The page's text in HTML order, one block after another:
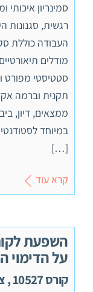
סמינריון איכותי
רגשית, סגנונות
העבודה כוללת
מודלים
סטטיסטי מפורט
תקנית וברמה
במיוחד
[…]
קרא עוד
השפעת
על הדימוי
קורס 10527 , ציון 88